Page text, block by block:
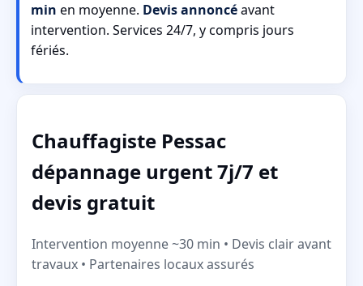
min en moyenne. Devis annoncéavant
intervention. Services 24/7, y compris jours
fériés.
Chauffagiste Pessac
dépannage urgent 7j/7 et
devis gratuit
Intervention moyenne ~30 min • Devis clair avant
travaux • Partenaires locaux assurés